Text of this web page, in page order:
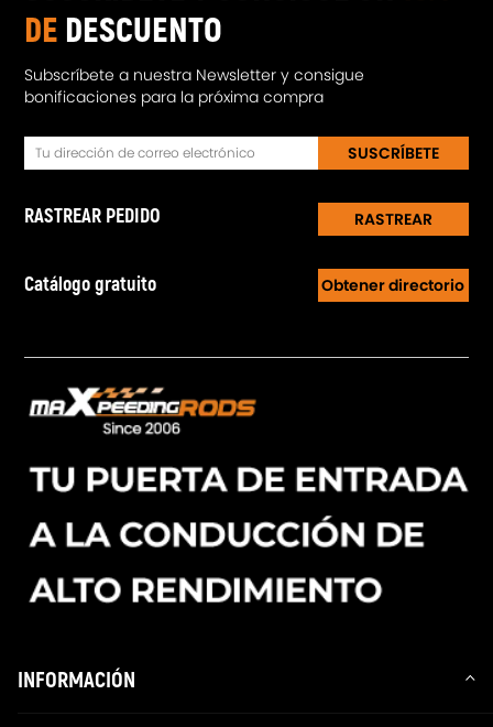
DE DESCUENTO
Subscríbete a nuestra Newsletter y consigue
bonificaciones para la próxima compra
SUSCRÍBETE
RASTREAR PEDIDO RASTREAR
Catálogo gratuito Obtener directorio
INFORMACIÓN